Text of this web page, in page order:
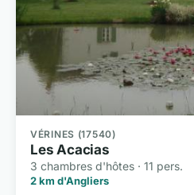
VÉRINES (17540)
Les Acacias
3 chambres d'hôtes · 11 pers.
2 km d'Angliers